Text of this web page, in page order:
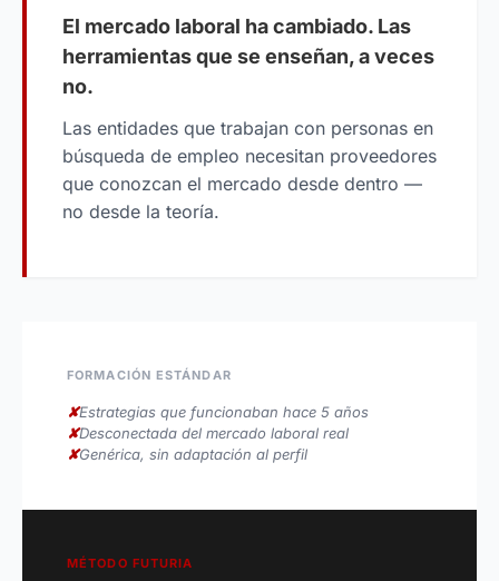
El mercado laboral ha cambiado. Las
herramientas que se enseñan, a veces
no.
Las entidades que trabajan con personas en
búsqueda de empleo necesitan proveedores
que conozcan el mercado desde dentro —
no desde la teoría.
FORMACIÓN ESTÁNDAR
✘Estrategias que funcionaban hace 5 años
✘Desconectada del mercado laboral real
✘Genérica, sin adaptación al perfil
MÉTODO FUTURIA